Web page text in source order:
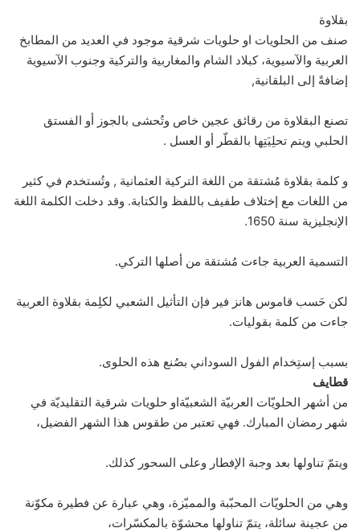
بقلاوة
صنف من الحلويات او حلويات شرقية موجود في العديد من المطابخ
العربية والآسيوية، كبلاد الشام والمغاربية والتركية وجنوب الآسيوية
إضافةً إلى البلقانية,
تصنع البقلاوة من رقائق عجين خاص وتُحشى بالجوز أو الفستق
الحلبي ويتم تحلِيَتِها بالقطّر أو العسل .
و كلمة بقلاوة مُشتقة من اللغة التركية العثمانية , وتُستخدم في كثير
من اللغات مع إختلاف طفيف باللفظ والكتابة. وقد دخلت الكلمة اللغة
الإنجليزية سنة 1650.
التسمية العربية جاءت مُشتقة من أصلها التركي.
لكن حَسب قاموس هانز فير فإن التأثيل الشعبي لكلِمة بقلاوة العربية
جاءت من كلمة بقوليات.
بسبب إستِخدام الفول السوداني بصُنع هذه الحلوى.
قطايف
من أشهر الحلويّات العربيّة الشعبيّةاو حلويات شرقية التقليديّة في
شهر رمضان المبارك. فهي تعتبر من طقوس هذا الشهر الفضيل،
ويتمّ تناولها بعد وجبة الإفطار وعلى السحور كذلك.
وهي من الحلويّات المحبّبة والمميّزة، وهي عبارة عن فطيرة مكوّنة
من عجينة سائلة، يتمّ تناولها محشوّة بالمكسّرات،